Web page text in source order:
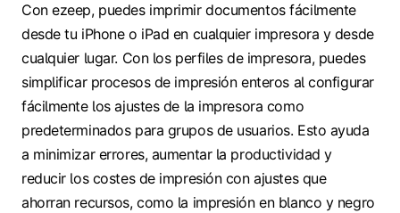
Con ezeep, puedes imprimir documentos fácilmente
desde tu iPhone o iPad en cualquier impresora y desde
cualquier lugar. Con los perfiles de impresora, puedes
simplificar procesos de impresión enteros al configurar
fácilmente los ajustes de la impresora como
predeterminados para grupos de usuarios. Esto ayuda
a minimizar errores, aumentar la productividad y
reducir los costes de impresión con ajustes que
ahorran recursos, como la impresión en blanco y negro